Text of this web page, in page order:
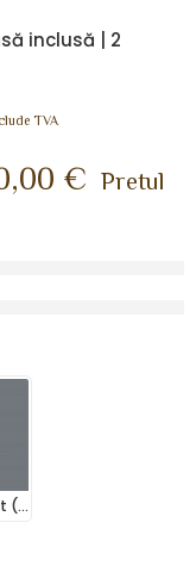
inclusă | 2
TVA
€ Pretul
Gri antracit ( RAL 7016)